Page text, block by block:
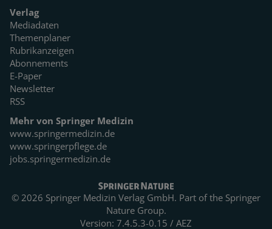
Verlag
Mediadaten
Themenplaner
Rubrikanzeigen
Abonnements
E-Paper
Newsletter
RSS
Mehr von Springer Medizin
www.springermedizin.de
www.springerpflege.de
jobs.springermedizin.de
© 2026 Springer Medizin Verlag GmbH. Part of the Springer
Nature Group.
Version: 7.4.5.3-0.15 / AEZ